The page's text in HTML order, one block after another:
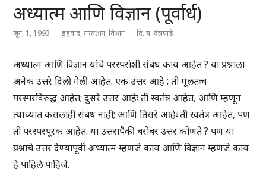
अध्यात्म आणि विज्ञान (पूर्वार्ध)
जून, 1, 1993 इहवाद,तत्त्वज्ञान,विज्ञान दि. य. देशपांडे
अध्यात्म आणि विज्ञान यांचे परस्परांशी संबंध काय आहेत ? या प्रश्नाला
अनेक उत्तरे दिली गेली आहेत. एक उत्तर आहे : ती मूलतःच
परस्परविरुद्ध आहेत; दुसरे उत्तर आहेः ती स्वतंत्र आहेत, आणि म्हणून
त्यांच्यात कसलाही संबंध नाही; आणि तिसरे आहेः ती स्वतंत्र आहेत, पण
ती परस्परपूरक आहेत. या उत्तरांपैकी बरोबर उत्तर कोणते ? पण या
प्रश्नाचे उत्तर देण्यापूर्वी अध्यात्म म्हणजे काय आणि विज्ञान म्हणजे काय
हे पाहिले पाहिजे.